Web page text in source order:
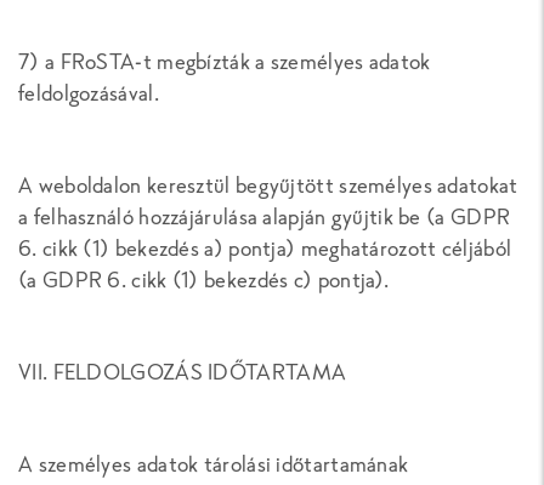
7) a FRoSTA-t megbízták a személyes adatok
feldolgozásával.
A weboldalon keresztül begyűjtött személyes adatokat
a felhasználó hozzájárulása alapján gyűjtik be (a GDPR
6. cikk (1) bekezdés a) pontja) meghatározott céljából
(a GDPR 6. cikk (1) bekezdés c) pontja).
VII. FELDOLGOZÁS IDŐTARTAMA
A személyes adatok tárolási időtartamának